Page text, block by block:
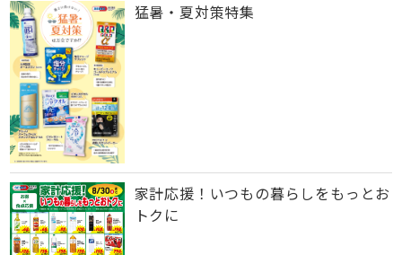
猛暑・夏対策特集
家計応援！いつもの暮らしをもっとお
トクに